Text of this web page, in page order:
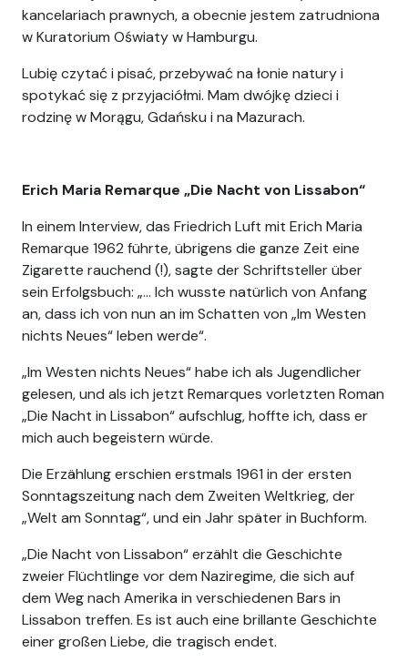
kancelariach prawnych, a obecnie jestem zatrudniona
w Kuratorium Oświaty w Hamburgu.
Lubię czytać i pisać, przebywać na łonie natury i
spotykać się z przyjaciółmi. Mam dwójkę dzieci i
rodzinęw Morągu, Gdańsku i na Mazurach.
Erich Maria Remarque „Die Nacht von Lissabon“
In einem Interview, das Friedrich Luft mit Erich Maria
Remarque 1962 führte, übrigens die ganze Zeit eine
Zigarette rauchend (!), sagte der Schriftsteller über
sein Erfolgsbuch: „… Ich wusste natürlich von Anfang
an, dass ich von nun an im Schatten von „Im Westen
nichts Neues“ leben werde“.
„Im Westen nichts Neues“ habe ich als Jugendlicher
gelesen, und als ich jetzt Remarques vorletzten Roman
„Die Nacht in Lissabon“ aufschlug, hoffte ich, dass er
mich auch begeistern würde.
Die Erzählung erschien erstmals 1961 in der ersten
Sonntagszeitung nach dem Zweiten Weltkrieg, der
„Welt am Sonntag“, und ein Jahr später in Buchform.
„Die Nacht von Lissabon“ erzählt die Geschichte
zweier Flüchtlinge vor dem Naziregime, die sich auf
dem Weg nach Amerika in verschiedenen Bars in
Lissabon treffen. Es ist auch eine brillante Geschichte
einer großen Liebe, die tragisch endet.